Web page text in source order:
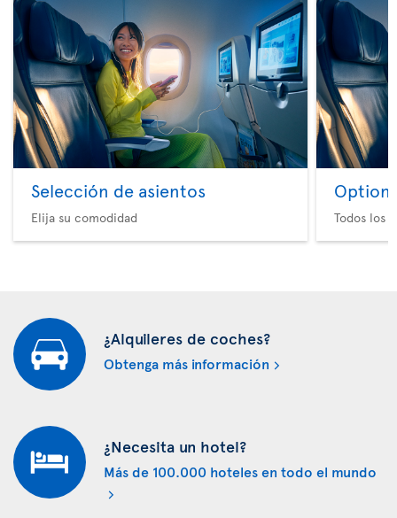
Selección de asientos
Elija su comodidad
Option
Todos los
¿Alquileres de coches?
Obtenga más información
¿Necesita un hotel?
Más de 100.000 hoteles en todo el mundo